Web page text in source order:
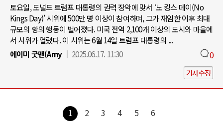
토요일, 도널드 트럼프 대통령의 권력 장악에 맞서 ‘노 킹스 데이(No
Kings Day)’ 시위에 500만 명 이상이 참여하며, 그가 재임한 이후 최대
규모의 항의 행동이 벌어졌다. 미국 전역 2,100개 이상의 도시와 마을에
서 시위가 열렸다. 이 시위는 6월 14일 트럼프 대통령의 ...
에이미 굿맨(Amy
2025.06.17. 11:30 0
기사수정
1 2 3 4 5 6